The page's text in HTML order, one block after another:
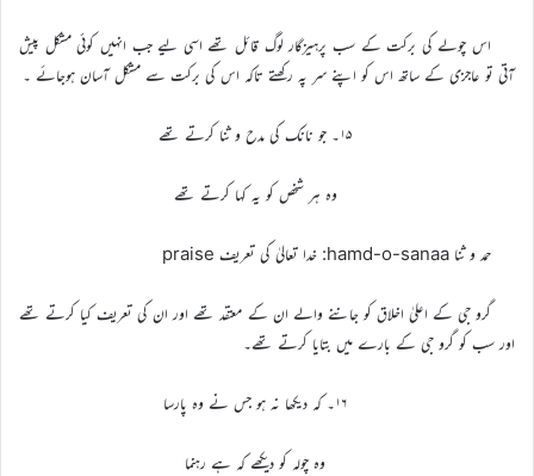
اس چولے کی برکت کے سب پرہیزگار لوگ قائل تھے اسی لیے جب انہیں کوئی مشکل پیش
آتی تو عاجزی کے ساتھ اس کو اپنے سر پہ رکھتے تاکہ اس کی برکت سے مشکل آسان ہوجائے ۔
۱۵۔ جو نانک کی مدح و ثنا کرتے تھے
وہ ہر شخص کو یہ کہا کرتے تھے
حمد و ثنا hamd-o-sanaa: خدا تعالیٰ کی تعریف praise
گرو جی کے اعلیٰ اخلاق کو جاننے والے ان کے معتقد تھے اور ان کی تعریف کیا کرتے تھے
اور سب کو گرو جی کے بارے میں بتایا کرتے تھے۔
۱۶۔ کہ دیکھا نہ ہو جس نے وہ پارسا
وہ چولہ کو دیکھے کہ ہے رہنما